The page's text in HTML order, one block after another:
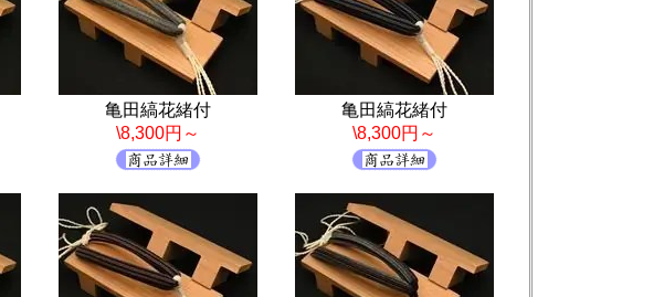
亀田縞花緒付
\8,300円～
亀田縞花緒付
\8,300円～